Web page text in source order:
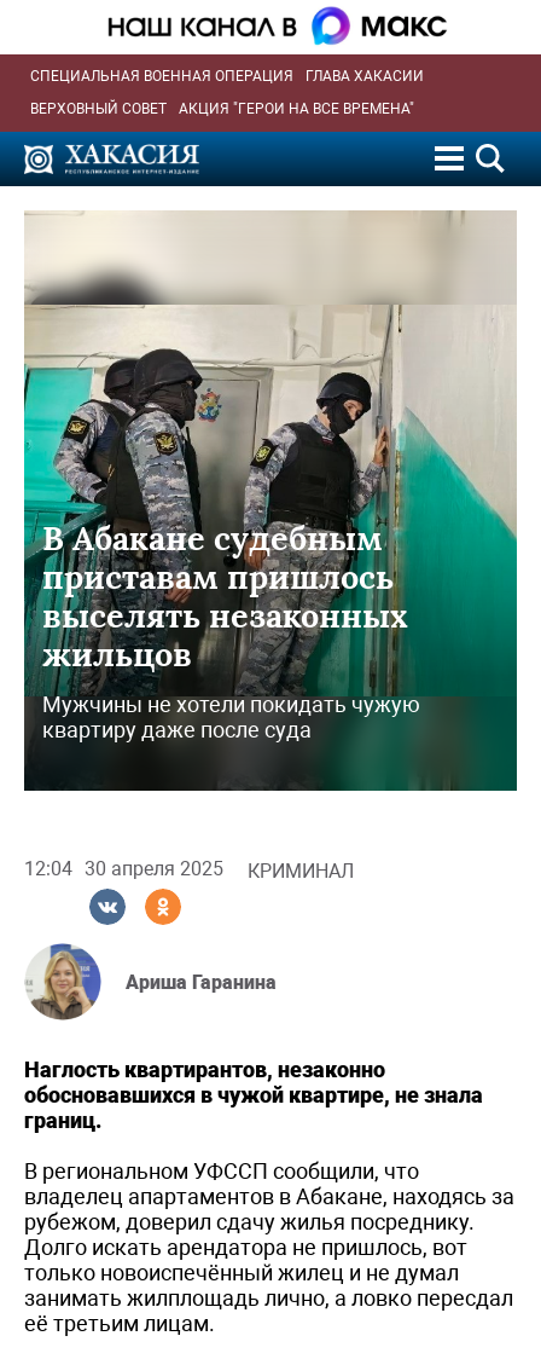
СПЕЦИАЛЬНАЯ ВОЕННАЯ ОПЕРАЦИЯ
ГЛАВА ХАКАСИИ
ВЕРХОВНЫЙ СОВЕТ
АКЦИЯ "ГЕРОИ НА ВСЕ ВРЕМЕНА"
В Абакане судебным
приставам пришлось
выселять незаконных
жильцов
Мужчины не хотели покидать чужую
квартиру даже после суда
12:04 30 апреля 2025 КРИМИНАЛ
Ариша Гаранина
Наглость квартирантов, незаконно
обосновавшихся в чужой квартире, не знала
границ.
В региональном УФССП сообщили, что
владелец апартаментов в Абакане, находясь за
рубежом, доверил сдачу жилья посреднику.
Долго искать арендатора не пришлось, вот
только новоиспечённый жилец и не думал
занимать жилплощадь лично, а ловко пересдал
её третьим лицам.